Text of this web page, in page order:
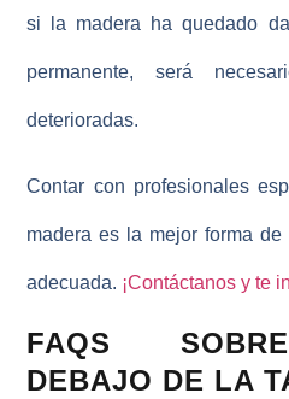
si la madera ha quedado
permanente, será
deterioradas.
Contar con profesionales
madera es la mejor forma
adecuada. ¡Contáctanos y te
FAQS
DEBAJO DE LA